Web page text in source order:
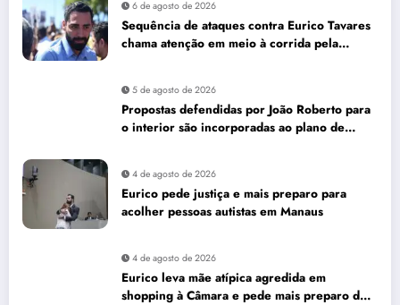
6 de agosto de 2026
Sequência de ataques contra Eurico Tavares
chama atenção em meio à corrida pela
5 de agosto de 2026
Propostas defendidas por João Roberto para
o interior são incorporadas ao plano de
4 de agosto de 2026
Eurico pede justiça e mais preparo para
acolher pessoas autistas em Manaus
4 de agosto de 2026
Eurico leva mãe atípica agredida em
shopping à Câmara e pede mais preparo dos